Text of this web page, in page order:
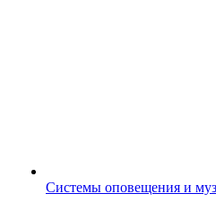
Системы оповещения и